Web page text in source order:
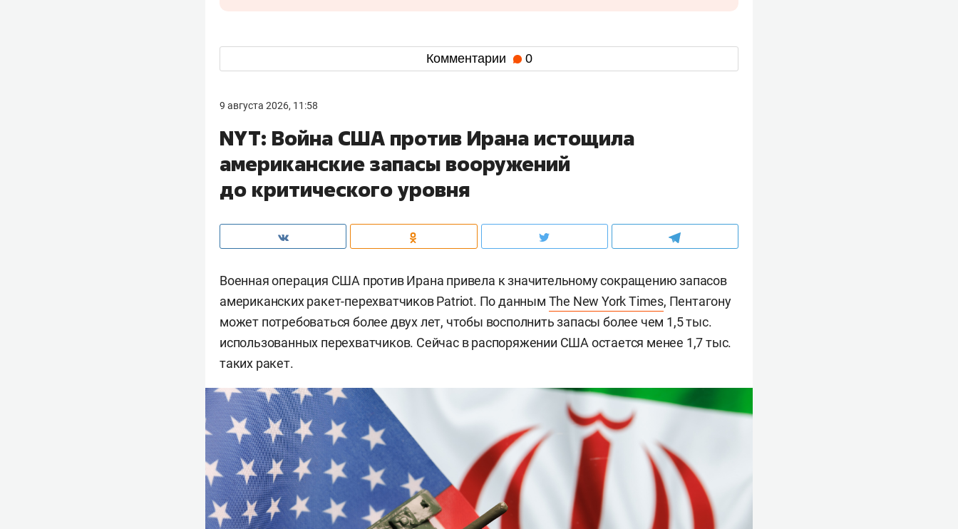
Комментарии 0
9 августа 2026, 11:58
NYT: Война США против Ирана истощила
американские запасы вооружений
до критического уровня
Военная операция США против Ирана привела к значительному сокращению запасов
американских ракет-перехватчиков Patriot. По данным The New York Times, Пентагону
может потребоваться более двух лет, чтобы восполнить запасы более чем 1,5 тыс.
использованных перехватчиков. Сейчас в распоряжении США остается менее 1,7 тыс.
таких ракет.